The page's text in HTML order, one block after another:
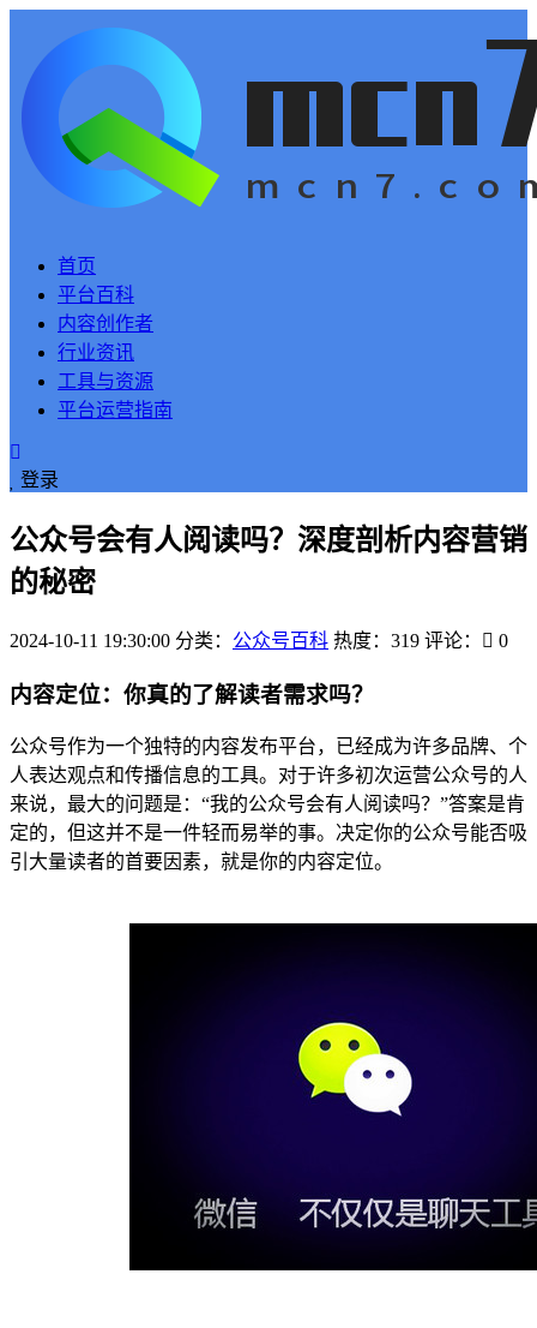
首页
平台百科
内容创作者
行业资讯
工具与资源
平台运营指南
登录
公众号会有人阅读吗？深度剖析内容营销
的秘密
2024-10-11 19:30:00 分类： 公众号百科 热度：319 评论： 0
内容定位：你真的了解读者需求吗？
公众号作为一个独特的内容发布平台，已经成为许多品牌、个
人表达观点和传播信息的工具。对于许多初次运营公众号的人
来说，最大的问题是：“我的公众号会有人阅读吗？”答案是肯
定的，但这并不是一件轻而易举的事。决定你的公众号能否吸
引大量读者的首要因素，就是你的内容定位。